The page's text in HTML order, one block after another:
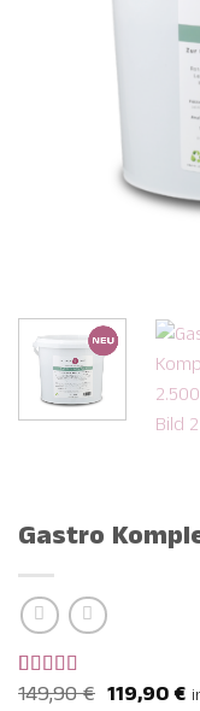
Gastro
Bewertet
2
149,90€ 119,90€